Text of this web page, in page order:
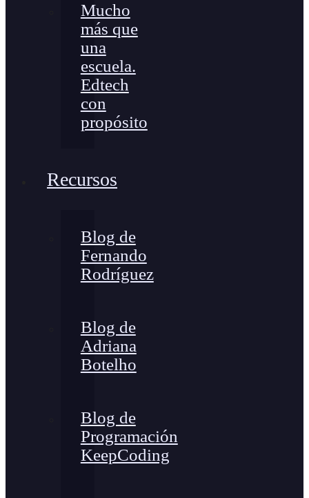
Mucho
más que
una
escuela.
Edtech
con
propósito
Recursos
Blog de
Fernando
Rodríguez
Blog de
Adriana
Botelho
Blog de
Programación
KeepCoding